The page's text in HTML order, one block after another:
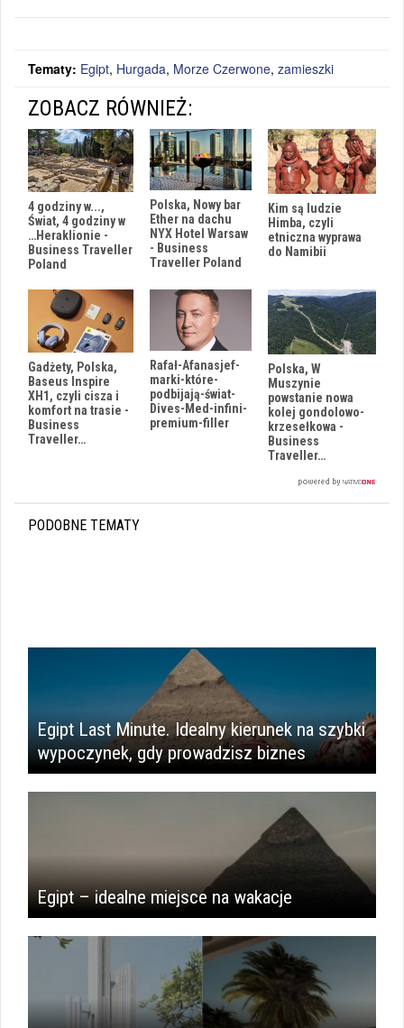
Tematy: Egipt, Hurgada, Morze Czerwone, zamieszki
ZOBACZ RÓWNIEŻ:
4 godziny w...,
Świat, 4 godziny w
…Heraklionie -
Business Traveller
Poland
Polska, Nowy bar
Ether na dachu
NYX Hotel Warsaw
- Business
Traveller Poland
Kim są ludzie
Himba, czyli
etniczna wyprawa
do Namibii
Gadżety, Polska,
Baseus Inspire
XH1, czyli cisza i
komfort na trasie -
Business
Traveller…
Rafał-Afanasjef-
marki-które-
podbijają-świat-
Dives-Med-infini-
premium-filler
Polska, W
Muszynie
powstanie nowa
kolej gondolowo-
krzesełkowa -
Business
Traveller…
PODOBNE TEMATY
Egipt Last Minute. Idealny kierunek na szybki
wypoczynek, gdy prowadzisz biznes
Egipt – idealne miejsce na wakacje